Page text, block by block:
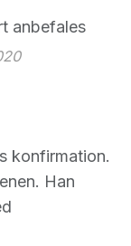
anbefales
konfirmation.
Han